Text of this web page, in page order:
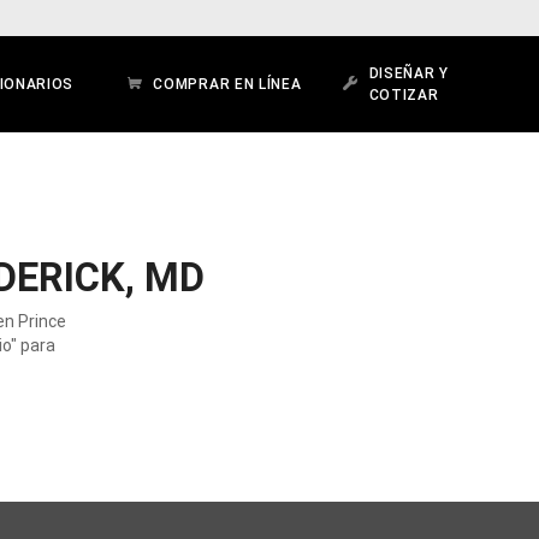
COMPRAR EN LÍNEA
DISEÑAR Y
COTIZAR
MD
Prince
para